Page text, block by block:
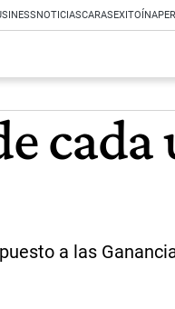
NOTICIASCARASEXITOÍNA
cada
a las